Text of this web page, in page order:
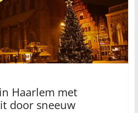
Haarlem met
door sneeuw